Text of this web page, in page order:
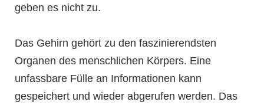
geben es nicht zu.
Das Gehirn gehört zu den faszinierendsten
Organen des menschlichen Körpers. Eine
unfassbare Fülle an Informationen kann
gespeichert und wieder abgerufen werden. Das